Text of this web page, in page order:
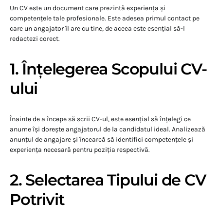
Un CV este un document care prezintă experiența și
competențele tale profesionale. Este adesea primul contact pe
care un angajator îl are cu tine, de aceea este esențial să-l
redactezi corect.
1. Înțelegerea Scopului CV-
ului
Înainte de a începe să scrii CV-ul, este esențial să înțelegi ce
anume își dorește angajatorul de la candidatul ideal. Analizează
anunțul de angajare și încearcă să identifici competențele și
experiența necesară pentru poziția respectivă.
2. Selectarea Tipului de CV
Potrivit